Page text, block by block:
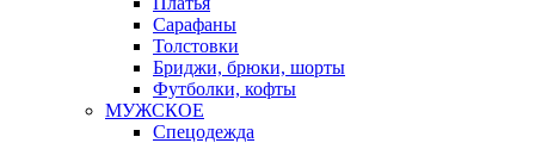
Сарафаны
Толстовки
Бриджи, брюки, шорты
Футболки, кофты
МУЖСКОЕ
Спецодежда